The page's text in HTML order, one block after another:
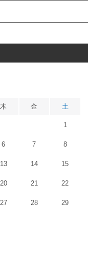
木 金 土
1
6 7 8
13 14 15
20 21 22
27 28 29